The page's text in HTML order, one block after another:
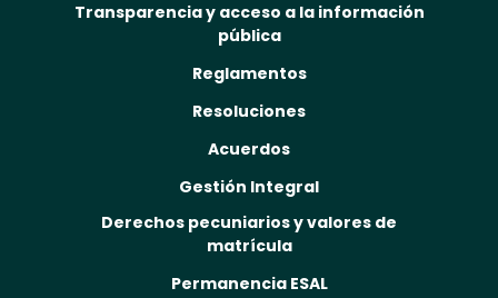
Transparencia y acceso a la información
pública
Reglamentos
Resoluciones
Acuerdos
Gestión Integral
Derechos pecuniarios y valores de
matrícula
Permanencia ESAL